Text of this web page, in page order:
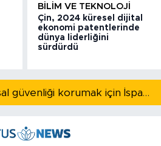
BILIM VE TEKNOLOJI
Çin, 2024 küresel dijital
ekonomi patentlerinde
dünya liderliğini
sürdürdü
İtalya Başbakanı: Ulusal güvenliği korumak için İspanya ile Schengen kapsamındaki serbest dolaşımı askıya alıyoruz